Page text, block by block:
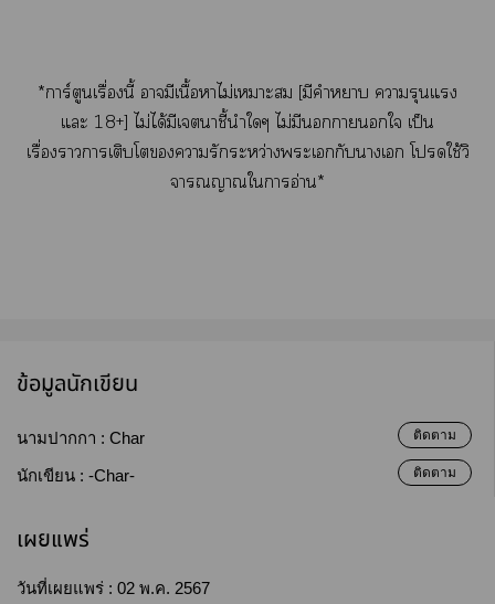
*การ์ตูนเรื่องนี้ ามีเนื้อาไม่เาะ [มีคำา ารุนแรง
แะ 18+] ไม่ได้มีเาชี้นำใๆ ไม่มีนาใ เป็น
เรื่องาการเติบโารักระหว่างะเกับาเ โใช้วิ
จารณญาณใาอ่าน*
ข้อมูลนักเขียน
นามปากกา : Char ติดตาม
นักเขียน : -Char- ติดตาม
เผยแพร่
วันที่เผยแพร่ : 02 พ.ค. 2567